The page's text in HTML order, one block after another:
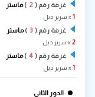
غرفة رقم ( 2
)ماستر
1
غرفة رقم ( 3
)ماستر
2
غرفة رقم ( 4
)ماستر
1
الدور الثاني